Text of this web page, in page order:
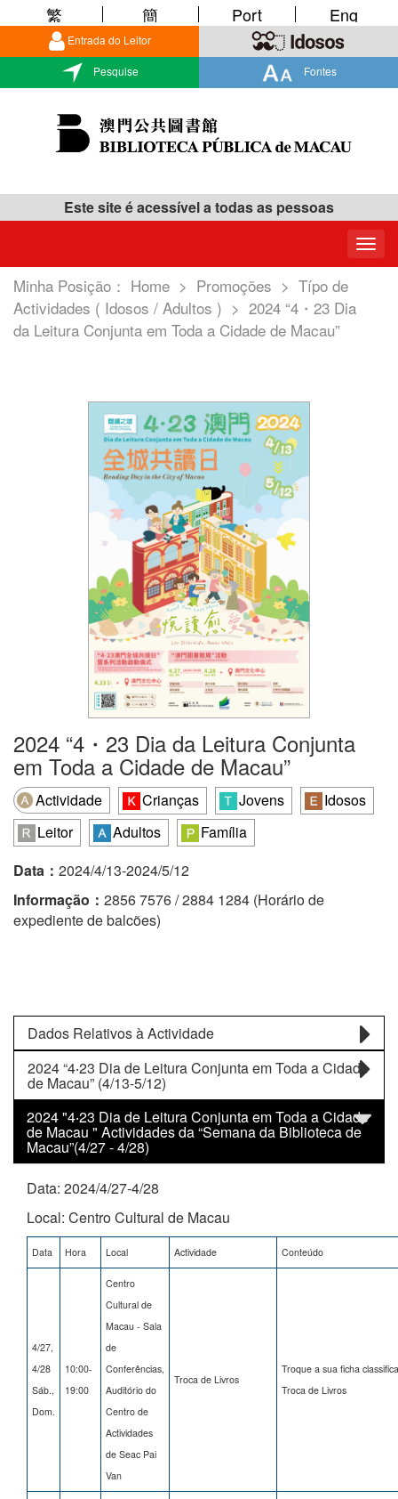
Entrada do Leitor
Pesquise Fontes
繁 簡 Port Eng
Este site é acessível a todas as pessoas
Minha Posição： Home > Promoções > Típo de
Actividades ( Idosos / Adultos ) > 2024 “4・23 Dia
da Leitura Conjunta em Toda a Cidade de Macau”
2024 “4・23 Dia da Leitura Conjunta
em Toda a Cidade de Macau”
Actividade Crianças Jovens
Idosos
Leitor
Adultos
Família
Data： 2024/4/13-2024/5/12
Informação： 2856 7576 / 2884 1284 (Horário de
expediente de balcões)
Dados Relativos à Actividade
2024 “4‧23 Dia de Leitura Conjunta em Toda a Cidade
de Macau” (4/13-5/12)
2024 "4‧23 Dia de Leitura Conjunta em Toda a Cidade
de Macau " Actividades da “Semana da Biblioteca de
Macau”(4/27 - 4/28)
Data: 2024/4/27-4/28
Local: Centro Cultural de Macau
Data Hora Local Actividade Conteúdo
4/27,
4/28
Sáb.,
Dom.
10:00-
19:00
Centro
Cultural de
Macau - Sala
de
Conferências,
Auditório do
Centro de
Actividades
de Seac Pai
Van
Troca de Livros
Troque a sua ficha
Troca de Livros